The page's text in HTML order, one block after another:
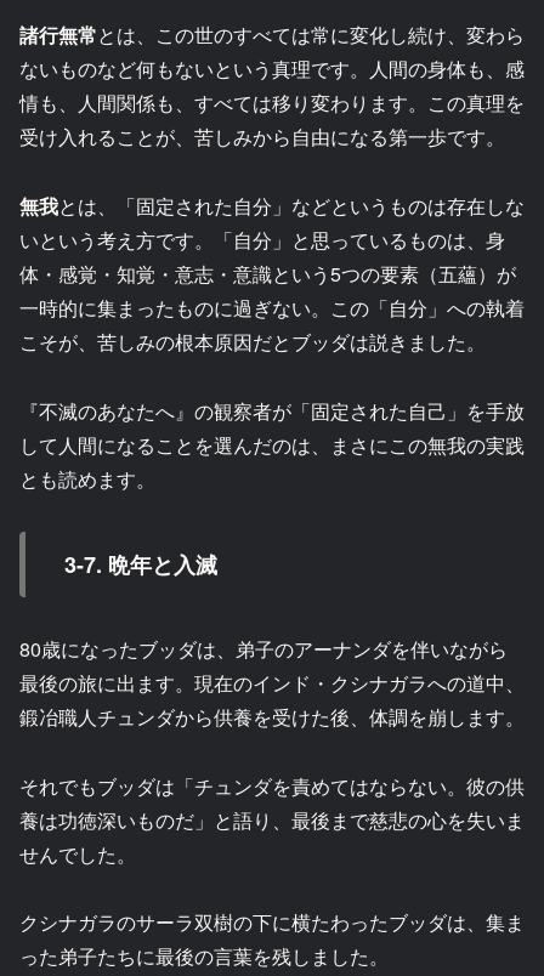
諸行無常とは、この世のすべては常に変化し続け、変わら
ないものなど何もないという真理です。人間の身体も、感
情も、人間関係も、すべては移り変わります。この真理を
受け入れることが、苦しみから自由になる第一歩です。
無我とは、「固定された自分」などというものは存在しな
いという考え方です。「自分」と思っているものは、身
体・感覚・知覚・意志・意識という5つの要素（五蘊）が
一時的に集まったものに過ぎない。この「自分」への執着
こそが、苦しみの根本原因だとブッダは説きました。
『不滅のあなたへ』の観察者が「固定された自己」を手放
して人間になることを選んだのは、まさにこの無我の実践
とも読めます。
3-7. 晩年と入滅
80歳になったブッダは、弟子のアーナンダを伴いながら
最後の旅に出ます。現在のインド・クシナガラへの道中、
鍛冶職人チュンダから供養を受けた後、体調を崩します。
それでもブッダは「チュンダを責めてはならない。彼の供
養は功徳深いものだ」と語り、最後まで慈悲の心を失いま
せんでした。
クシナガラのサーラ双樹の下に横たわったブッダは、集ま
った弟子たちに最後の言葉を残しました。